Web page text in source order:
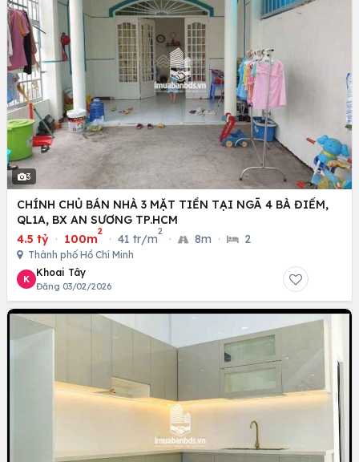
3
CHÍNH CHỦ BÁN NHÀ 3 MẶT TIỀN TẠI NGÃ 4 BÀ ĐIỂM,
QL1A, BX AN SƯƠNG TP.HCM
4.5 tỷ · 100m
2
· 41 tr/m
2
· 8m · 2
Thành phố Hồ Chí Minh
K
Khoai Tây
Đăng 03/02/2026